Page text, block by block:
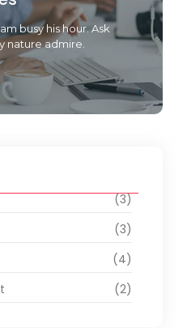
busy his hour. Ask
nature admire.
(3)
(3)
(4)
(2)